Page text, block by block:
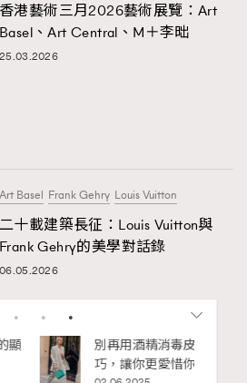
香港藝術三月2026藝術展覽：Art
Basel、Art Central、M＋李昢
25.03.2026
Art Basel Frank Gehry Louis Vuitton
二十載建築長征：Louis Vuitton與
Frank Gehry的美學對話錄
06.05.2026
消毒皮革！6個清潔手袋小技
愛惜你的手袋